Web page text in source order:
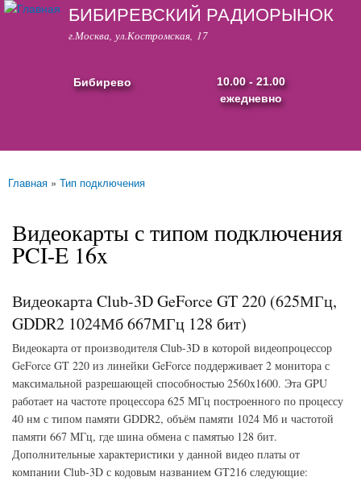
Перейти к
содержанию
БИБИРЕВСКИЙ РАДИОРЫНОК
г.Москва, ул.Костромская, 17
Бибирево
10.00 - 21.00
ежедневно
Вы здесь
Главная » Тип подключения
Видеокарты с типом подключения
PCI-E 16x
Видеокарта Club-3D GeForce GT 220 (625МГц,
GDDR2 1024Мб 667МГц 128 бит)
Видеокарта от производителя Club-3D в которой видеопроцессор
GeForce GT 220 из линейки GeForce поддерживает 2 монитора с
максимальной разрешающей способностью 2560x1600. Эта GPU
работает на частоте процессора 625 МГц построенного по процессу
40 нм с типом памяти GDDR2, объём памяти 1024 Мб и частотой
памяти 667 МГц, где шина обмена с памятью 128 бит.
Дополнительные характеристики у данной видео платы от
компании Club-3D с кодовым названием GT216 следующие: